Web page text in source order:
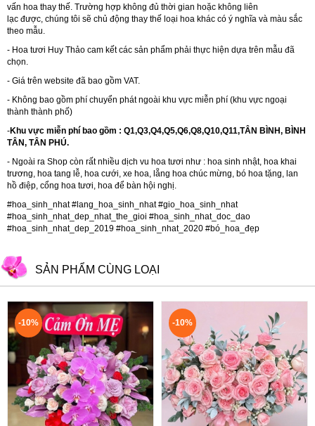
vấn hoa thay thế. Trường hợp không đủ thời gian hoặc không liên
lạc được, chúng tôi sẽ chủ động thay thế loại hoa khác có ý nghĩa và màu sắc
theo mẫu.
- Hoa tươi Huy Thảo cam kết các sản phẩm phải thực hiện dựa trên mẫu đã
chọn.
- Giá trên website đã bao gồm VAT.
- Không bao gồm phí chuyển phát ngoài khu vực miễn phí (khu vực ngoại
thành thành phố)
-Khu vực miễn phí bao gồm : Q1,Q3,Q4,Q5,Q6,Q8,Q10,Q11,TÂN BÌNH, BÌNH
TÂN, TÂN PHÚ.
- Ngoài ra Shop còn rất nhiều dịch vu hoa tươi như : hoa sinh nhật, hoa khai
trương, hoa tang lễ, hoa cưới, xe hoa, lẵng hoa chúc mừng, bó hoa tặng, lan
hồ điệp, cổng hoa tươi, hoa để bàn hội nghị.
#hoa_sinh_nhat #lang_hoa_sinh_nhat #gio_hoa_sinh_nhat
#hoa_sinh_nhat_dep_nhat_the_gioi #hoa_sinh_nhat_doc_dao
#hoa_sinh_nhat_dep_2019 #hoa_sinh_nhat_2020 #bó_hoa_đẹp
SẢN PHẨM CÙNG LOẠI
-10% -10%